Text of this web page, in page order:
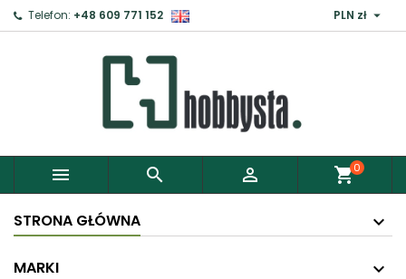
Telefon: +48 609 771 152 PLN zł 
   shopping_cart0
STRONA GŁÓWNA
MARKI